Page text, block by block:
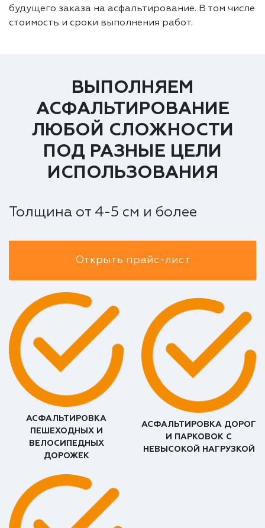
будущего заказа на асфальтирование. В том числе
стоимость и сроки выполнения работ.
ВЫПОЛНЯЕМ
АСФАЛЬТИРОВАНИЕ
ЛЮБОЙ СЛОЖНОСТИ
ПОД РАЗНЫЕ ЦЕЛИ
ИСПОЛЬЗОВАНИЯ
Толщина от 4-5 см и более
Открыть прайс-лист
АСФАЛЬТИРОВКА
ПЕШЕХОДНЫХ И
ВЕЛОСИПЕДНЫХ
ДОРОЖЕК
АСФАЛЬТИРОВКА ДОРОГ
И ПАРКОВОК С
НЕВЫСОКОЙ НАГРУЗКОЙ